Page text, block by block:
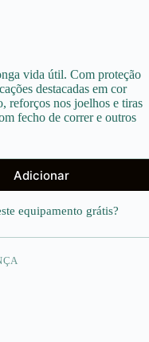
vida útil. Com proteção
destacadas em cor
reforços nos joelhos e tiras
fecho de correr e outros
Adicionar
equipamento grátis?